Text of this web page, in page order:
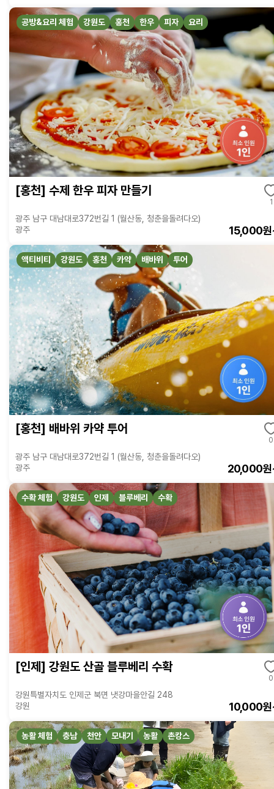
공방&요리 체험 강원도 홍천 한우 피자 요리
[홍천] 수제 한우 피자 만들기
1
광주 남구 대남대로372번길 1 (월산동, 청춘을돌려다오)
광주
15,000
액티비티 강원도 홍천 카약 배바위 투어
[홍천] 배바위 카약 투어
0
광주 남구 대남대로372번길 1 (월산동, 청춘을돌려다오)
광주
20,000
수확 체험 강원도 인제 블루베리 수확
[인제] 강원도 산골 블루베리 수확
0
강원특별자치도 인제군 북면 냇강마을안길 248
강원
10,000
농활 체험 충남 천안 모내기 농활 촌캉스